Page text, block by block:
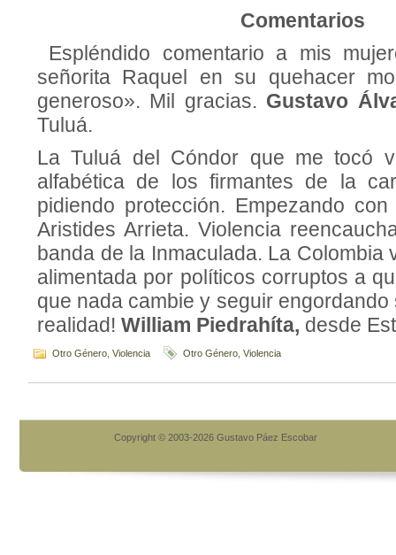
Comentarios
Espléndido comentario a mis
señorita Raquel en su quehacer
generoso». Mil gracias. Gustavo
Tuluá.
La Tuluá del Cóndor que me tocó
alfabética de los firmantes de la
pidiendo protección. Empezando
Aristides Arrieta. Violencia
banda de la Inmaculada. La Colombia
alimentada por políticos corruptos a
que nada cambie y seguir engordando
realidad! William Piedrahíta, desde
Otro Género Violencia Otro Género Violencia
Copyright © 2003-2026 Gustavo Páez Escobar